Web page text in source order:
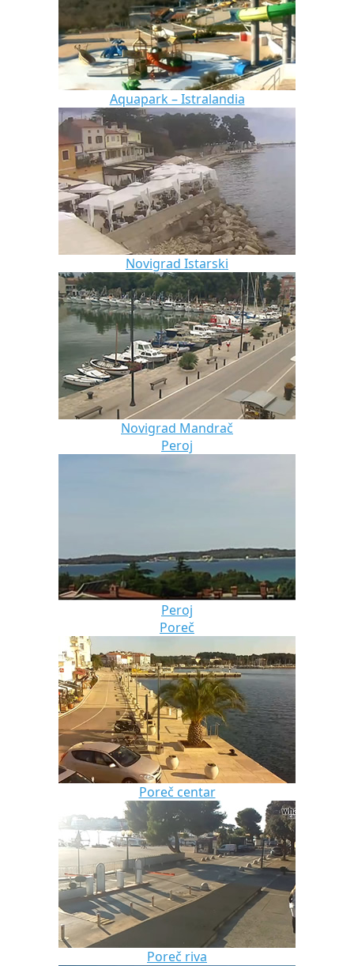
Aquapark – Istralandia
Novigrad Istarski
Novigrad Mandrač
Peroj
Peroj
Poreč
Poreč centar
Poreč riva